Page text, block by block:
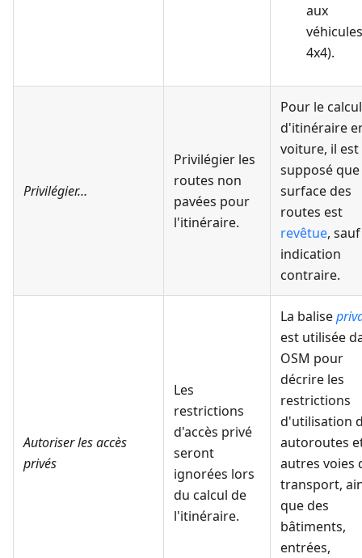
aux
véhicules
4x4).
Privilégier…
Privilégier les
routes non
pavées pour
l'itinéraire.
Pour le calcul
d'itinéraire
voiture, il est
supposé que
surface des
routes est
revêtue, sauf
indication
contraire.
Autoriser les accès
privés
Les
restrictions
d'accès privé
seront
ignorées lors
du calcul de
l'itinéraire.
La balise
est utilisée
OSM pour
décrire les
restrictions
d'utilisation
autoroutes
autres voies
transport,
que des
bâtiments,
entrées,